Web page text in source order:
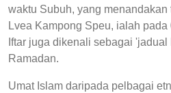
waktu Subuh, yang
Lvea Kampong Speu, ialah
Iftar juga dikenali sebagai
Ramadan.
Umat Islam daripada pelbagai